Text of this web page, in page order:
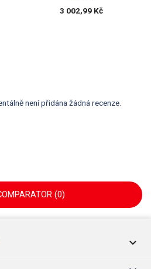
3 002,99 Kč
není přidána žádná recenze.
(0)
keyboard_arrow_down